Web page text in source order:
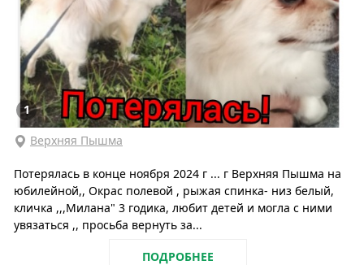
1
Верхняя Пышма
Потерялась в конце ноября 2024 г ... г Верхняя Пышма на
юбилейной,, Окрас полевой , рыжая спинка- низ белый,
кличка ,,,Милана" 3 годика, любит детей и могла с ними
увязаться ,, просьба вернуть за...
ПОДРОБНЕЕ